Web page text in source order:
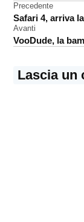
Navigazione
articoli
Precedente
Safari 4, arriva
Avanti
VooDude, la
Lascia un